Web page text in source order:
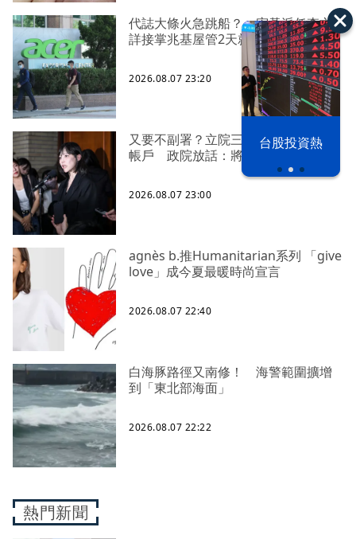
漢光42演習 台股投資熱
代誌大條火急跳船？ 宏碁派任李文
詳接掌兆基屋管2天就喊撤出！
2026.08.07 23:20
又要不副署？立院三讀藍白兒少未來
帳戶 政院放話：將採必要憲政作為
2026.08.07 23:00
agnès b.推Humanitarian系列 「give
love」成今夏最暖時尚宣言
2026.08.07 22:40
白海豚路徑又南修！ 海警範圍擴增
到「東北部海面」
2026.08.07 22:22
熱門新聞